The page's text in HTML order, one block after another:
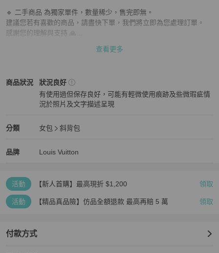
🔹 二手商品 為獨家單件，數量稀少，售完即無。
建議您若有喜歡的商品，請盡快下單，我們將立即為您處理訂單。
感謝您的理解與支持 🙏
再次感謝您的配合與體諒 🙏
💳 支援 零卡分期付款，歡迎隨時私訊洽詢！
⚠️ 注意事項：二手商品售出後恕不接受退換貨，敬請理解。
查看更多
商品狀況
Louis Vuitton女包商品狀態與細節
狀況良好
有使用過但保存良好，可能有輕微使用痕跡及些微瑕疵情
況於照片及文字描述呈現
分類
Louis Vuitton女包 分類資訊
女包
斜背包
品牌
Louis Vuitton精品女包品牌介紹
Louis Vuitton
Louis Vuitton推薦清單
活動 【新人首購】最高現折 $1,200 領取
活動 【精品真品險】仿品全額退款 最高再賠 5 萬 領取
付款方式